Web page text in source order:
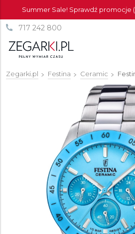
Summer Sale! Sprawdź promocje
717 242 800
Zegarki.pl Festina Ceramic